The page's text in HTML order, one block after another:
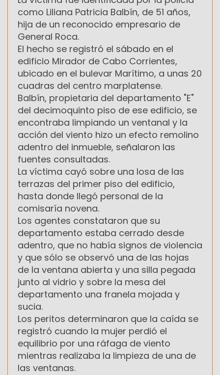
como Liliana Patricia Balbín, de 51 años,
hija de un reconocido empresario de
General Roca.
El hecho se registró el sábado en el
edificio Mirador de Cabo Corrientes,
ubicado en el bulevar Marítimo, a unas 20
cuadras del centro marplatense.
Balbín, propietaria del departamento "E"
del decimoquinto piso de ese edificio, se
encontraba limpiando un ventanal y la
acción del viento hizo un efecto remolino
adentro del inmueble, señalaron las
fuentes consultadas.
La víctima cayó sobre una losa de las
terrazas del primer piso del edificio,
hasta donde llegó personal de la
comisaría novena.
Los agentes constataron que su
departamento estaba cerrado desde
adentro, que no había signos de violencia
y que sólo se observó una de las hojas
de la ventana abierta y una silla pegada
junto al vidrio y sobre la mesa del
departamento una franela mojada y
sucia.
Los peritos determinaron que la caída se
registró cuando la mujer perdió el
equilibrio por una ráfaga de viento
mientras realizaba la limpieza de una de
las ventanas.